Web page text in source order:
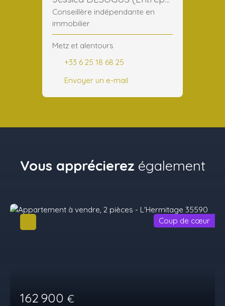
Conseillère indépendante en
immobilier
Metz et alentours
+33 6 25 18 68 25
Envoyer un e-mail
Vous apprécierez également
162 900 €
Coup de cœur